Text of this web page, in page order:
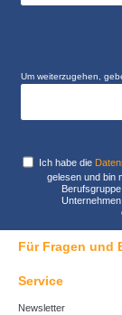
Um weiterzugehen,
Ich habe die
gelesen und bin
Für Fragen und
Service
Newsletter